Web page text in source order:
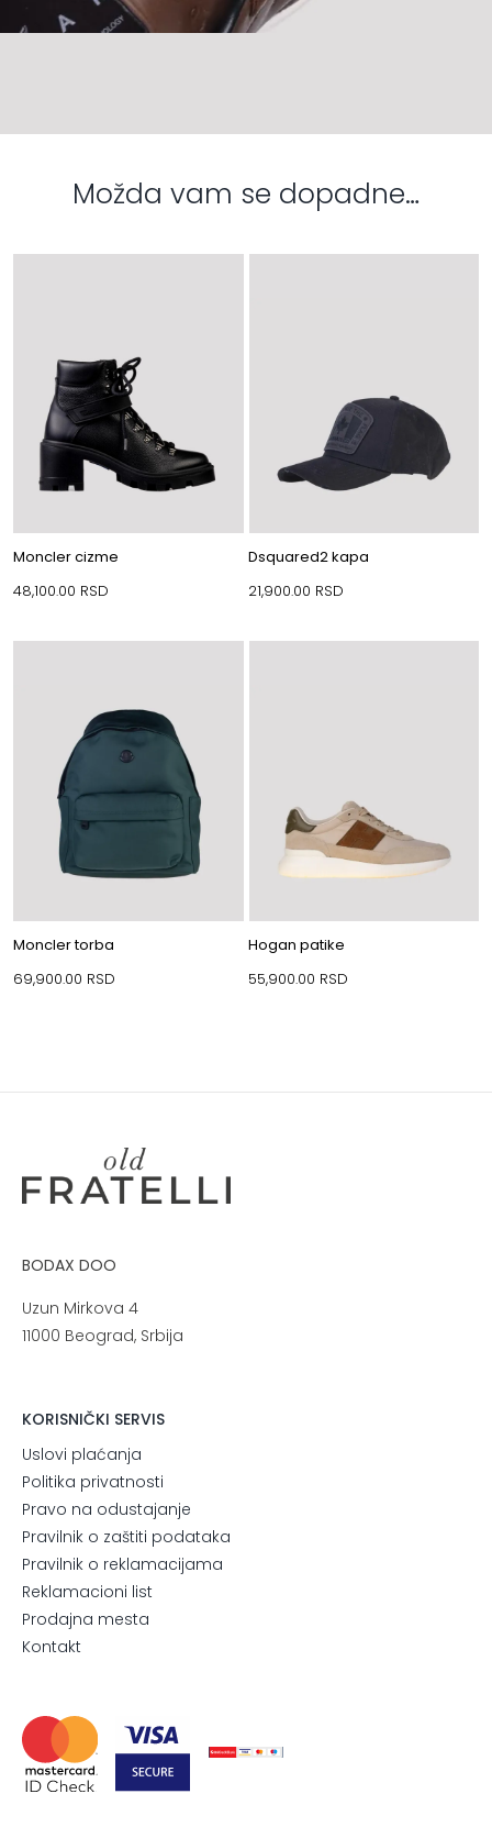
Možda vam se dopadne…
Moncler cizme
48,100.00 RSD
Dsquared2 kapa
21,900.00 RSD
Moncler torba
69,900.00 RSD
Hogan patike
55,900.00 RSD
BODAX DOO
Uzun Mirkova 4
11000 Beograd, Srbija
KORISNIČKI SERVIS
Uslovi plaćanja
Politika privatnosti
Pravo na odustajanje
Pravilnik o zaštiti podataka
Pravilnik o reklamacijama
Reklamacioni list
Prodajna mesta
Kontakt